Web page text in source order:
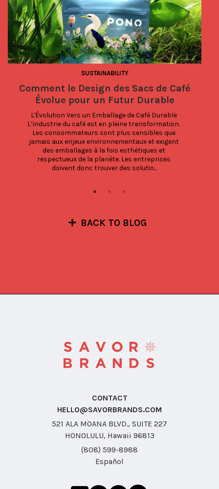
SUSTAINABILITY
Comment le Design des Sacs de Café
Évolue pour un Futur Durable
L'Évolution Vers un Emballage de Café Durable
L’industrie du café est en pleine transformation.
Les consommateurs sont plus sensibles que
jamais aux enjeux environnementaux et exigent
des emballages à la fois esthétiques et
respectueux de la planète. Les entreprises
doivent donc trouver des solutio...
BACK TO BLOG
CONTACT
HELLO@SAVORBRANDS.COM
521 ALA MOANA BLVD., SUITE 227
HONOLULU, Hawaii 96813
(808) 599-8988
Español